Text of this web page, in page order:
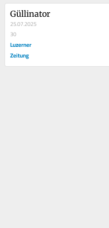
Güllinator
25.07.2025
30
Luzerner
Zeitung